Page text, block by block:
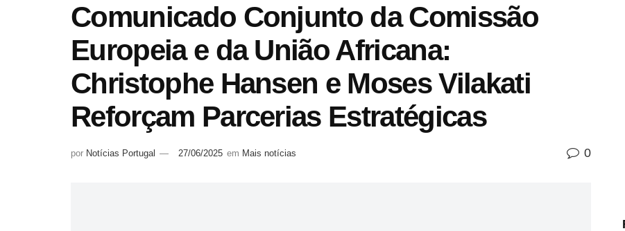
Comunicado Conjunto da Comissão
Europeia e da União Africana:
Christophe Hansen e Moses Vilakati
Reforçam Parcerias Estratégicas
por Notícias Portugal 27/06/2025 em Mais notícias 0